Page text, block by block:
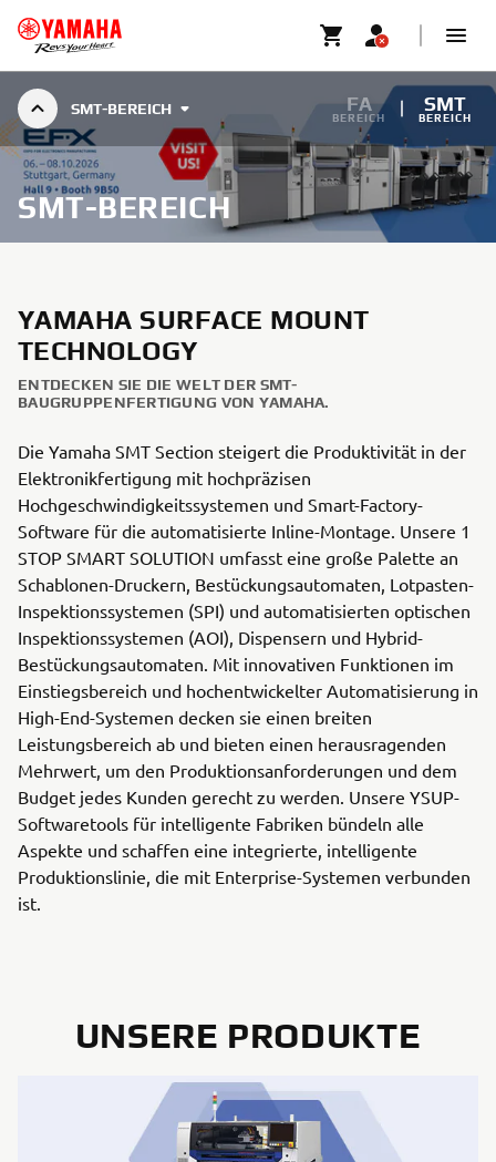
SMT-BEREICH FA
BEREICH
SMT
BEREICH
SMT-BEREICH
YAMAHA SURFACE MOUNT
TECHNOLOGY
ENTDECKEN SIE DIE WELT DER SMT-
BAUGRUPPENFERTIGUNG VON YAMAHA.
Die Yamaha SMT Section steigert die Produktivität in der
Elektronikfertigung mit hochpräzisen
Hochgeschwindigkeitssystemen und Smart-Factory-
Software für die automatisierte Inline-Montage. Unsere 1
STOP SMART SOLUTION umfasst eine große Palette an
Schablonen-Druckern, Bestückungsautomaten, Lotpasten-
Inspektionssystemen (SPI) und automatisierten optischen
Inspektionssystemen (AOI), Dispensern und Hybrid-
Bestückungsautomaten. Mit innovativen Funktionen im
Einstiegsbereich und hochentwickelter Automatisierung in
High-End-Systemen decken sie einen breiten
Leistungsbereich ab und bieten einen herausragenden
Mehrwert, um den Produktionsanforderungen und dem
Budget jedes Kunden gerecht zu werden. Unsere YSUP-
Softwaretools für intelligente Fabriken bündeln alle
Aspekte und schaffen eine integrierte, intelligente
Produktionslinie, die mit Enterprise-Systemen verbunden
ist.
UNSERE PRODUKTE